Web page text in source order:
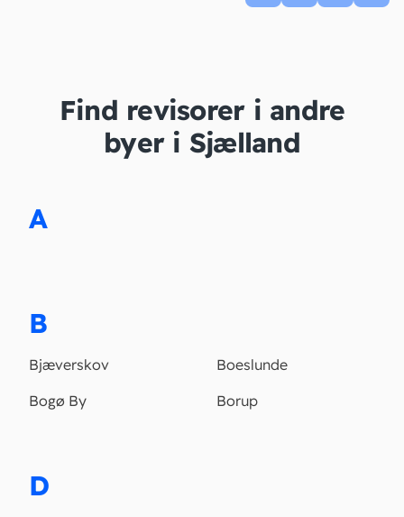
Find revisorer i andre
byer i Sjælland
A
B
Bjæverskov
Boeslunde
Bogø By
Borup
D